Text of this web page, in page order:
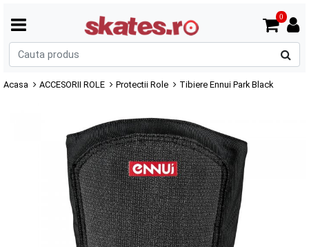
0
Acasa ACCESORII ROLE Protectii Role Tibiere Ennui Park Black